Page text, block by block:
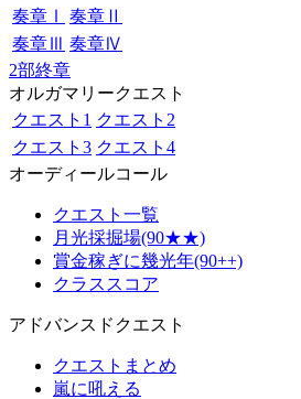
奏章Ⅰ
奏章Ⅱ
奏章Ⅲ 奏章Ⅳ
2部終章
オルガマリークエスト
クエスト1 クエスト2
クエスト3 クエスト4
オーディールコール
クエスト一覧
月光採掘場(90★★)
賞金稼ぎに幾光年(90++)
クラススコア
アドバンスドクエスト
クエストまとめ
嵐に吼える